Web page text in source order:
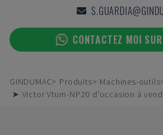
CONTACTEZ MOI
GINDUMAC Produits
Machines-outils
➤ Victor Vturn-NP20 d'occasion à